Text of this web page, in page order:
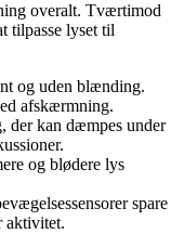
overalt. Tværtimod
tilpasse lyset til
og uden blænding.
afskærmning.
kan dæmpes under
og blødere lys
spare
aktivitet.